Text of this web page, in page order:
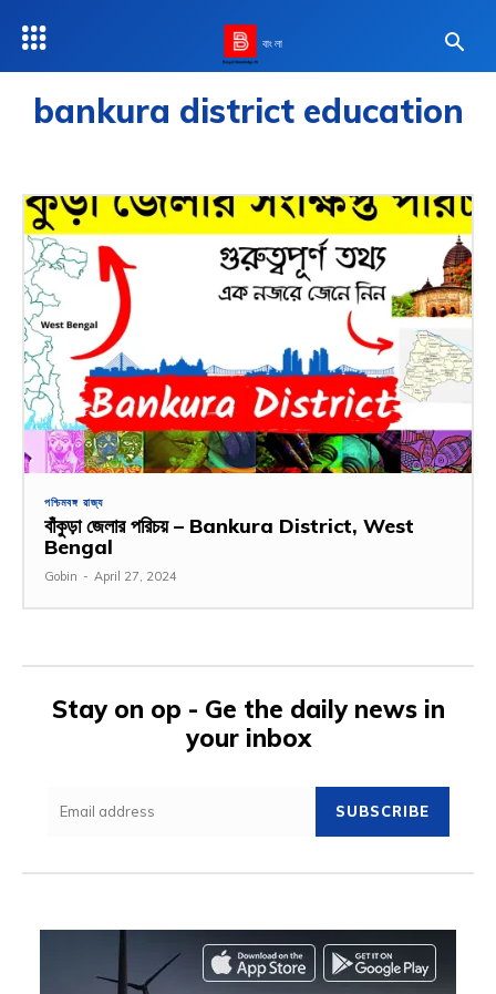
বাংলা
bankura district education
পশ্চিমবঙ্গ রাজ্য
বাঁকুড়া জেলার পরিচয় – Bankura District, West
Bengal
Gobin - April 27, 2024
Stay on op - Ge the daily news in
your inbox
SUBSCRIBE